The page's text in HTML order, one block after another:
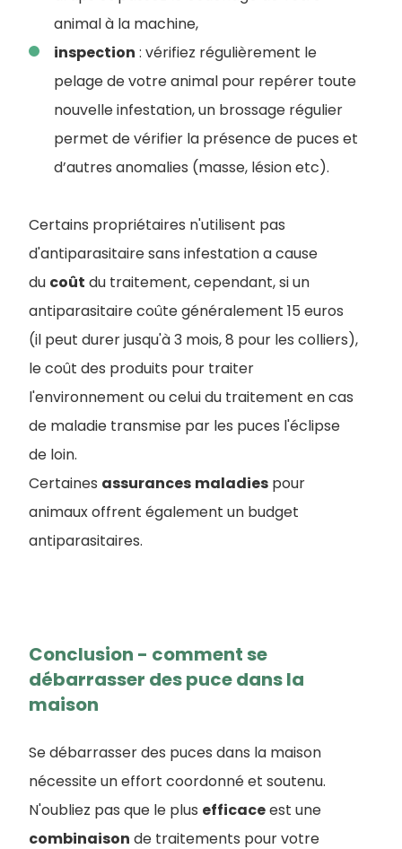
animal à la machine,
inspection : vérifiez régulièrement le
pelage de votre animal pour repérer toute
nouvelle infestation, un brossage régulier
permet de vérifier la présence de puces et
d’autres anomalies (masse, lésion etc).
Certains propriétaires n'utilisent pas
d'antiparasitaire sans infestation a cause
du coût du traitement, cependant, si un
antiparasitaire coûte généralement 15 euros
(il peut durer jusqu'à 3 mois, 8 pour les colliers),
le coût des produits pour traiter
l'environnement ou celui du traitement en cas
de maladie transmise par les puces l'éclipse
de loin.
Certaines assurances maladies pour
animaux offrent également un budget
antiparasitaires.
Conclusion - comment se
débarrasser des puce dans la
maison
Se débarrasser des puces dans la maison
nécessite un effort coordonné et soutenu.
N'oubliez pas que le plus efficaceest une
combinaison de traitements pour votre